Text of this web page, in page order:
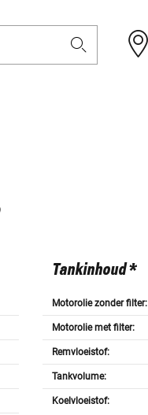
Tankinhoud *
Motorolie zonder filter:
Motorolie met filter:
Remvloeistof:
Tankvolume:
Koelvloeistof: